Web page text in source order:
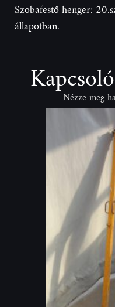
Szobafestő henger:
állapotban.
Nézze meg